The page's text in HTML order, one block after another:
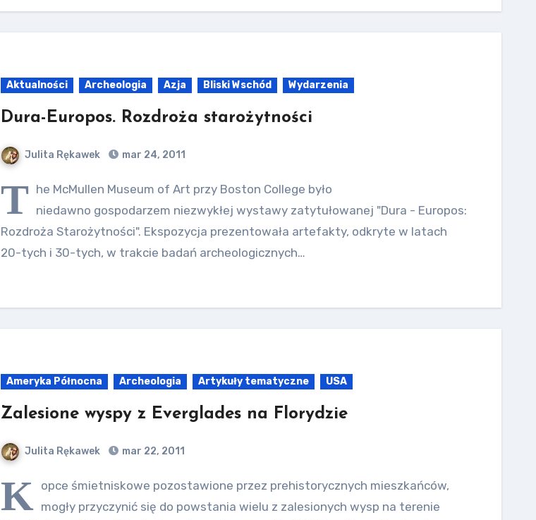
Aktualności Archeologia Azja Bliski Wschód Wydarzenia
Dura-Europos. Rozdroża starożytności
Julita Rękawek mar 24, 2011
T he McMullen Museum of Art przy Boston College było
niedawno gospodarzem niezwykłej wystawy zatytułowanej "Dura - Europos:
Rozdroża Starożytności". Ekspozycja prezentowała artefakty, odkryte w latach
20-tych i 30-tych, w trakcie badań archeologicznych…
Ameryka Północna Archeologia Artykuły tematyczne USA
Zalesione wyspy z Everglades na Florydzie
Julita Rękawek mar 22, 2011
K opce śmietniskowe pozostawione przez prehistorycznych mieszkańców,
mogły przyczynić się do powstania wielu z zalesionych wysp na terenie